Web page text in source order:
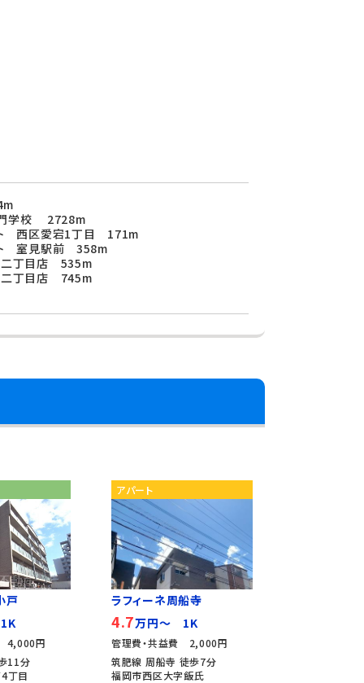
門学校 2728m
ト 西区愛宕1丁目 171m
ト 室見駅前 358m
二丁目店 535m
二丁目店 745m
戸
4,000円
11分
丁目
アパート
ラフィーネ周船寺
4.7万円～ 1K
管理費・共益費 2,000円
筑肥線 周船寺 徒歩7分
福岡市西区大字飯氏